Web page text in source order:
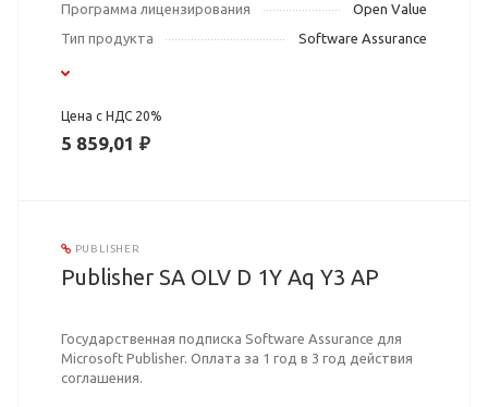
Программа лицензирования
Open Value
Тип продукта
Software Assurance
Цена с НДС 20%
5 859,01 ₽
PUBLISHER
Publisher SA OLV D 1Y Aq Y3 AP
Государственная подписка Software Assurance для
Microsoft Publisher. Оплата за 1 год в 3 год действия
соглашения.